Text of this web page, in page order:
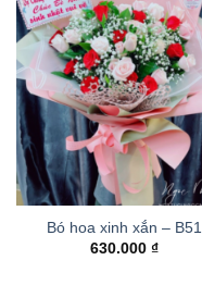
Bó hoa xinh xắn – B51
630.000 ₫